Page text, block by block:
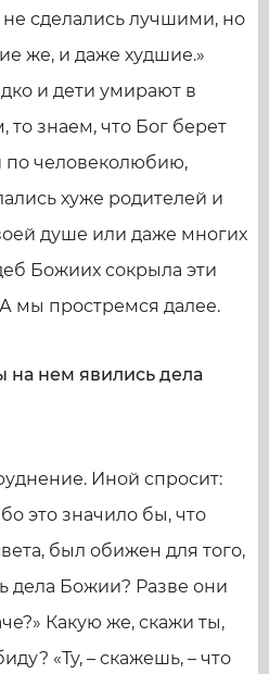
не сделались лучшими, но
же, и даже худшие.»
и дети умирают в
то знаем, что Бог берет
по человеколюбию,
хуже родителей и
душе или даже многих
Божиих сокрыла эти
мы простремся далее.
на нем явились дела
Иной спросит:
это значило бы, что
был обижен для того,
дела Божии? Разве они
Какую же, скажи ты,
«Ту, – скажешь, – что